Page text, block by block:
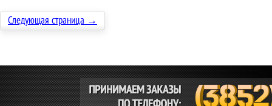
Следующая страница →